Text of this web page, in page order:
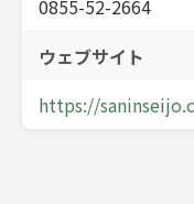
0855-52-2664
ウェブサイト
https://